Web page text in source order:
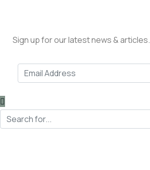
Sign up for our latest news & articles.